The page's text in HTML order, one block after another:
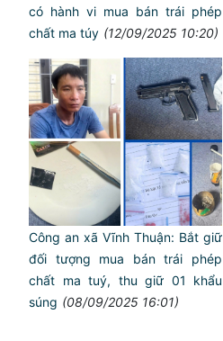
có hành vi mua bán trái phép
chất ma túy (12/09/2025 10:20)
Công an xã Vĩnh Thuận: Bắt giữ
đối tượng mua bán trái phép
chất ma tuý, thu giữ 01 khẩu
súng (08/09/2025 16:01)